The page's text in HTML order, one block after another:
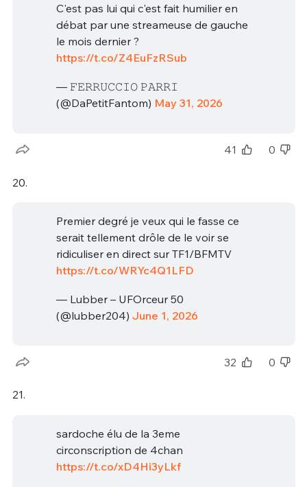
C'est pas lui qui c'est fait humilier en
débat par une streameuse de gauche
le mois dernier ?
https://t.co/Z4EuFzRSub
— 𝙵𝙴𝚁𝚁𝚄𝙲𝙲𝙸𝙾 𝙿𝙰𝚁𝚁𝙸
(@DaPetitFantom) May 31, 2026
41 0
20.
Premier degré je veux qui le fasse ce
serait tellement drôle de le voir se
ridiculiser en direct sur TF1/BFMTV
https://t.co/WRYc4Q1LFD
— Lubber – UFOrceur 50
(@lubber204) June 1, 2026
32 0
21.
sardoche élu de la 3eme
circonscription de 4chan
https://t.co/xD4Hi3yLkf